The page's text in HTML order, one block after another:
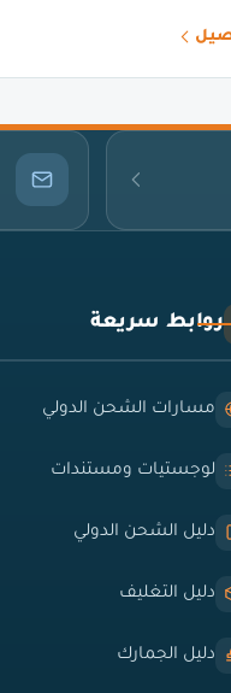
روابط سريعة
مسارات الشحن الدولي
لوجستيات ومستندات
دليل الشحن الدولي
دليل التغليف
دليل الجمارك